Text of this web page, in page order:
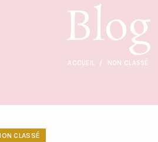
Blog
ACCUEIL NON CLASSÉ
CLASSÉ